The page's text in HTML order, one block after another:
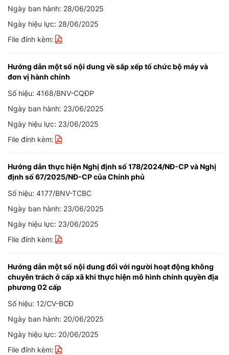
Ngày ban hành: 28/06/2025
Ngày hiệu lực: 28/06/2025
File đính kèm:
Hướng dẫn một số nội dung về sắp xếp tổ chức bộ máy và
đơn vị hành chính
Số hiệu: 4168/BNV-CQĐP
Ngày ban hành: 23/06/2025
Ngày hiệu lực: 23/06/2025
File đính kèm:
Hướng dẫn thực hiện Nghị định số 178/2024/NĐ-CP và Nghị
định số 67/2025/NĐ-CP của Chính phủ
Số hiệu: 4177/BNV-TCBC
Ngày ban hành: 23/06/2025
Ngày hiệu lực: 23/06/2025
File đính kèm:
Hướng dẫn một số nội dung đối với người hoạt động không
chuyên trách ở cấp xã khi thực hiện mô hình chính quyền địa
phương 02 cấp
Số hiệu: 12/CV-BCĐ
Ngày ban hành: 20/06/2025
Ngày hiệu lực: 20/06/2025
File đính kèm: